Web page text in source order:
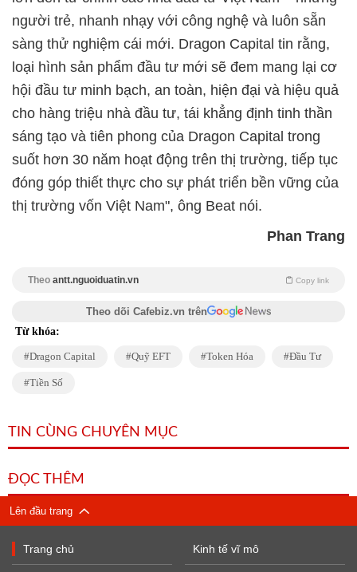
người trẻ, nhanh nhạy với công nghệ và luôn sẵn
sàng thử nghiệm cái mới. Dragon Capital tin rằng,
loại hình sản phẩm đầu tư mới sẽ đem mang lại cơ
hội đầu tư minh bạch, an toàn, hiện đại và hiệu quả
cho hàng triệu nhà đầu tư, tái khẳng định tinh thần
sáng tạo và tiên phong của Dragon Capital trong
suốt hơn 30 năm hoạt động trên thị trường, tiếp tục
đóng góp thiết thực cho sự phát triển bền vững của
thị trường vốn Việt Nam", ông Beat nói.
Phan Trang
Theo antt.nguoiduatin.vn Copy link
Theo dõi Cafebiz.vn trên
Từ khóa:
Dragon Capital Quỹ EFT Token Hóa Đầu Tư
Tiền Số
TIN CÙNG CHUYÊN MỤC
ĐỌC THÊM
Lên đầu trang
Trang chủ Kinh tế vĩ mô